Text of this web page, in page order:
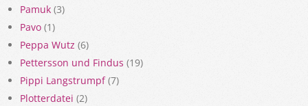
Pamuk (3)
Pavo (1)
Peppa Wutz (6)
Pettersson und Findus (19)
Pippi Langstrumpf(7)
Plotterdatei (2)